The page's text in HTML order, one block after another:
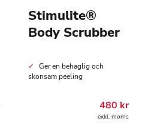
Stimulite®
Body Scrubber
Ger en behaglig och
skonsam peeling
480 kr
exkl. moms